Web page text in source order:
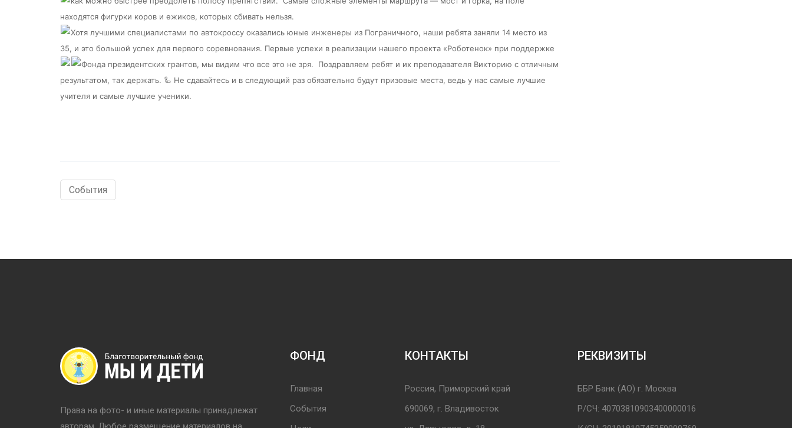
находятся фигурки коров и ежиков, которых сбивать нельзя.
Хотя лучшими специалистами по автокроссу оказались юные инженеры из Пограничного, наши ребята заняли 14 место из
35, и это большой успех для первого соревнования. Первые успехи в реализации нашего проекта «Роботенок» при поддержке
Фонда президентских грантов, мы видим что все это не зря.
Поздравляем ребят и их преподавателя Викторию с отличным
результатом, так держать. 🦾 Не сдавайтесь и в следующий раз обязательно будут призовые места, ведь у нас самые лучшие
учителя и самые лучшие ученики.
События
Права на фото- и иные материалы принадлежат
ФОНД
Главная
События
КОНТАКТЫ
Россия, Приморский край
690069, г. Владивосток
РЕКВИЗИТЫ
ББР Банк (АО) г. Москва
Р/СЧ: 40703810903400000016